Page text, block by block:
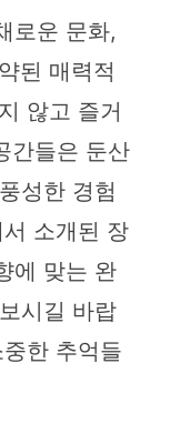
로운 문화,
된 매력적
않고 즐거
간들은 둔산
성한 경험
소개된 장
에 맞는 완
시길 바랍
한 추억들